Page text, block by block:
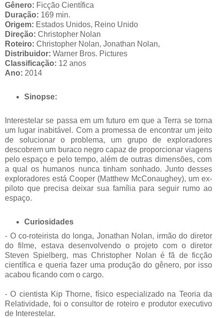
Gênero: Ficção Científica
Duração: 169 min.
Origem: Estados Unidos, Reino Unido
Direção: Christopher Nolan
Roteiro: Christopher Nolan, Jonathan Nolan,
Distribuidor: Warner Bros. Pictures
Classificação: 12 anos
Ano: 2014
Sinopse:
Interestelar se passa em um futuro em que a Terra se torna
um lugar inabitável. Com a promessa de encontrar um jeito
de solucionar o problema, um grupo de exploradores
descobrem um buraco negro capaz de proporcionar viagens
pelo espaço e pelo tempo, além de outras dimensões, com
a qual os humanos nunca tinham sonhado. Junto desses
exploradores está Cooper (Matthew McConaughey), um ex-
piloto que precisa deixar sua família para seguir rumo ao
espaço.
Curiosidades
- O co-roteirista do longa, Jonathan Nolan, irmão do diretor
do filme, estava desenvolvendo o projeto com o diretor
Steven Spielberg, mas Christopher Nolan é fã de ficção
científica e queria fazer uma produção do gênero, por isso
acabou ficando com o cargo.
- O cientista Kip Thorne, físico especializado na Teoria da
Relatividade, foi o consultor de roteiro e produtor executivo
de Interestelar.